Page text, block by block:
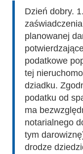
Dzień dobry.
planowanej
podatkowe
tej
dziadku.
podatku od
ma
notarialnego
tym
drodze